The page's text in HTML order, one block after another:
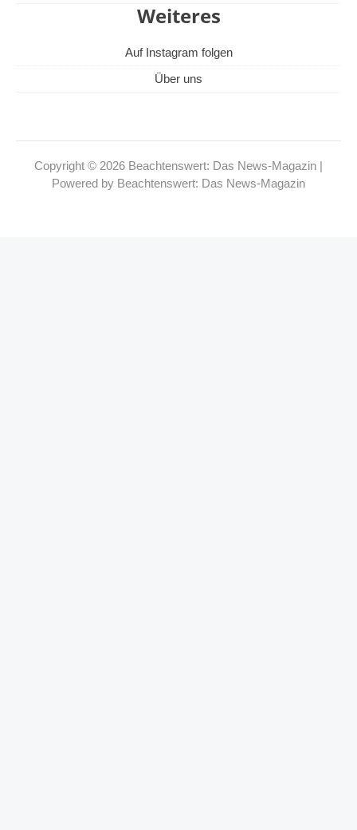
Weiteres
Auf Instagram folgen
Über uns
Copyright © 2026 Beachtenswert: Das News-Magazin |
Powered by Beachtenswert: Das News-Magazin